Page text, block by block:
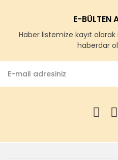
E-BÜLTEN
Haber listemize kayıt
haberdar